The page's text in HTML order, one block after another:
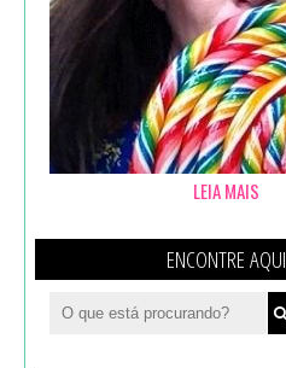
LEIA MAIS
ENCONTRE AQUI